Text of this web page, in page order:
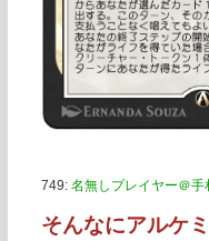
749: 名無しプレイヤー＠
そんなにアルケ